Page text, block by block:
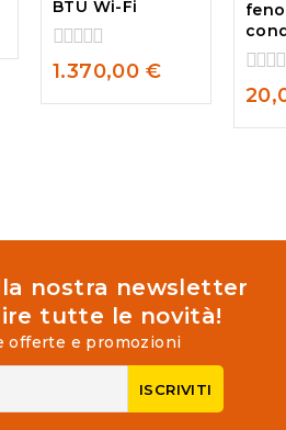
BTU Wi-Fi
0
out
of
1.370,00 €
0
out
of
nostra newsletter
tutte le novità!
offerte e promozioni